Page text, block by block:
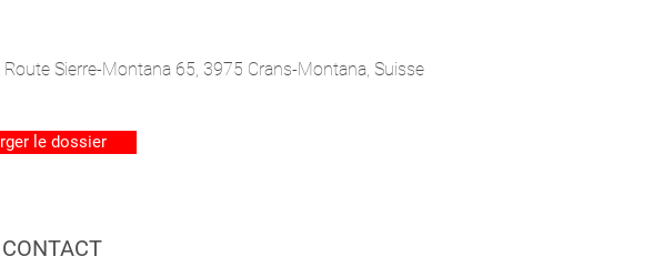
Route Sierre-Montana 65, 3975 Crans-Montana, Suisse
le dossier